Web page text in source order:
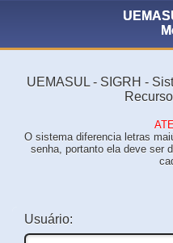
UEMASUL - SIGRH -
O sistema diferencia letras
senha, portanto ela deve ser
Usuário: